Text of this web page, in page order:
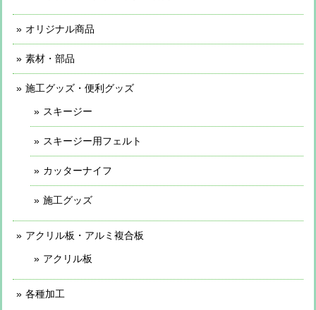
オリジナル商品
素材・部品
施工グッズ・便利グッズ
スキージー
スキージー用フェルト
カッターナイフ
施工グッズ
アクリル板・アルミ複合板
アクリル板
各種加工